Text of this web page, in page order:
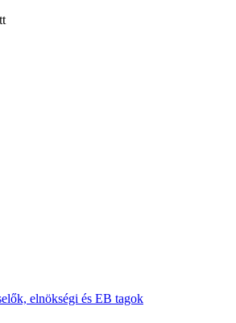
elnökségi és EB tagok